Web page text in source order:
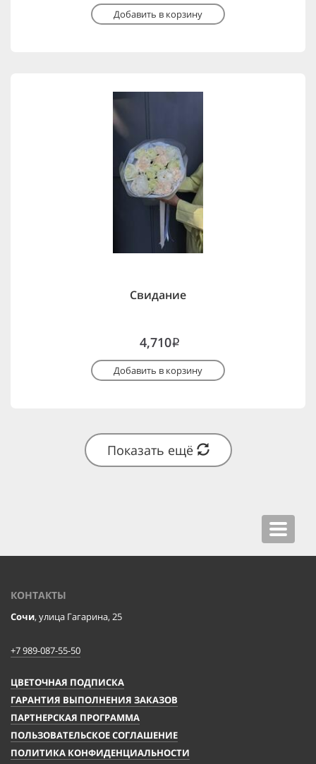
Добавить в корзину
Свидание
4,710i
Добавить в корзину
Показать ещё
Toggle
КОНТАКТЫ
Сочи, улица Гагарина, 25
+7 989-087-55-50
ЦВЕТОЧНАЯ ПОДПИСКА
ГАРАНТИЯ ВЫПОЛНЕНИЯ ЗАКАЗОВ
ПАРТНЕРСКАЯ ПРОГРАММА
ПОЛЬЗОВАТЕЛЬСКОЕ СОГЛАШЕНИЕ
ПОЛИТИКА КОНФИДЕНЦИАЛЬНОСТИ